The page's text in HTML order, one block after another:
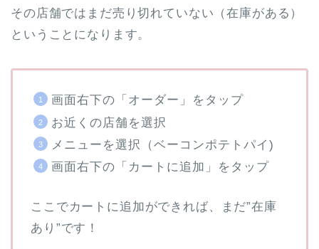
その店舗ではまだ売り切れていない（在庫がある）
ということになります。
画面右下の「オーダー」をタップ
お近くの店舗を選択
メニューを選択（ベーコンポテトパイ)
画面右下の「カートに追加」をタップ
ここでカートに追加ができれば、まだ”在庫
あり”です！